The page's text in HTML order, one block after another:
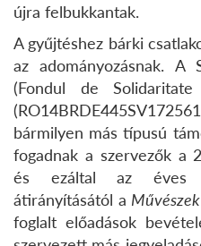
újra felbukkantak.
A gyűjtéshez bárki
az adományozásnak. A
(Fondul de Solidaritate
bármilyen más típusú
fogadnak a szervezők a
és ezáltal az éves
átirányításától a
foglalt előadások